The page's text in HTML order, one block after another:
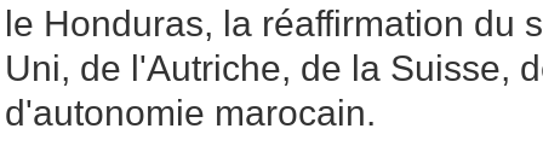
le Honduras, la réaffirmation du
Uni, de l'Autriche, de la Suisse,
d'autonomie marocain.